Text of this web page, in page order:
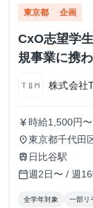
東京都 企画
CxO志望学
規事業に携
株式会社
currency_yen 時給1,500円
place東京都千代田
train 日比谷駅
calendar_today週2日〜 / 週
全学年対象 一部リ